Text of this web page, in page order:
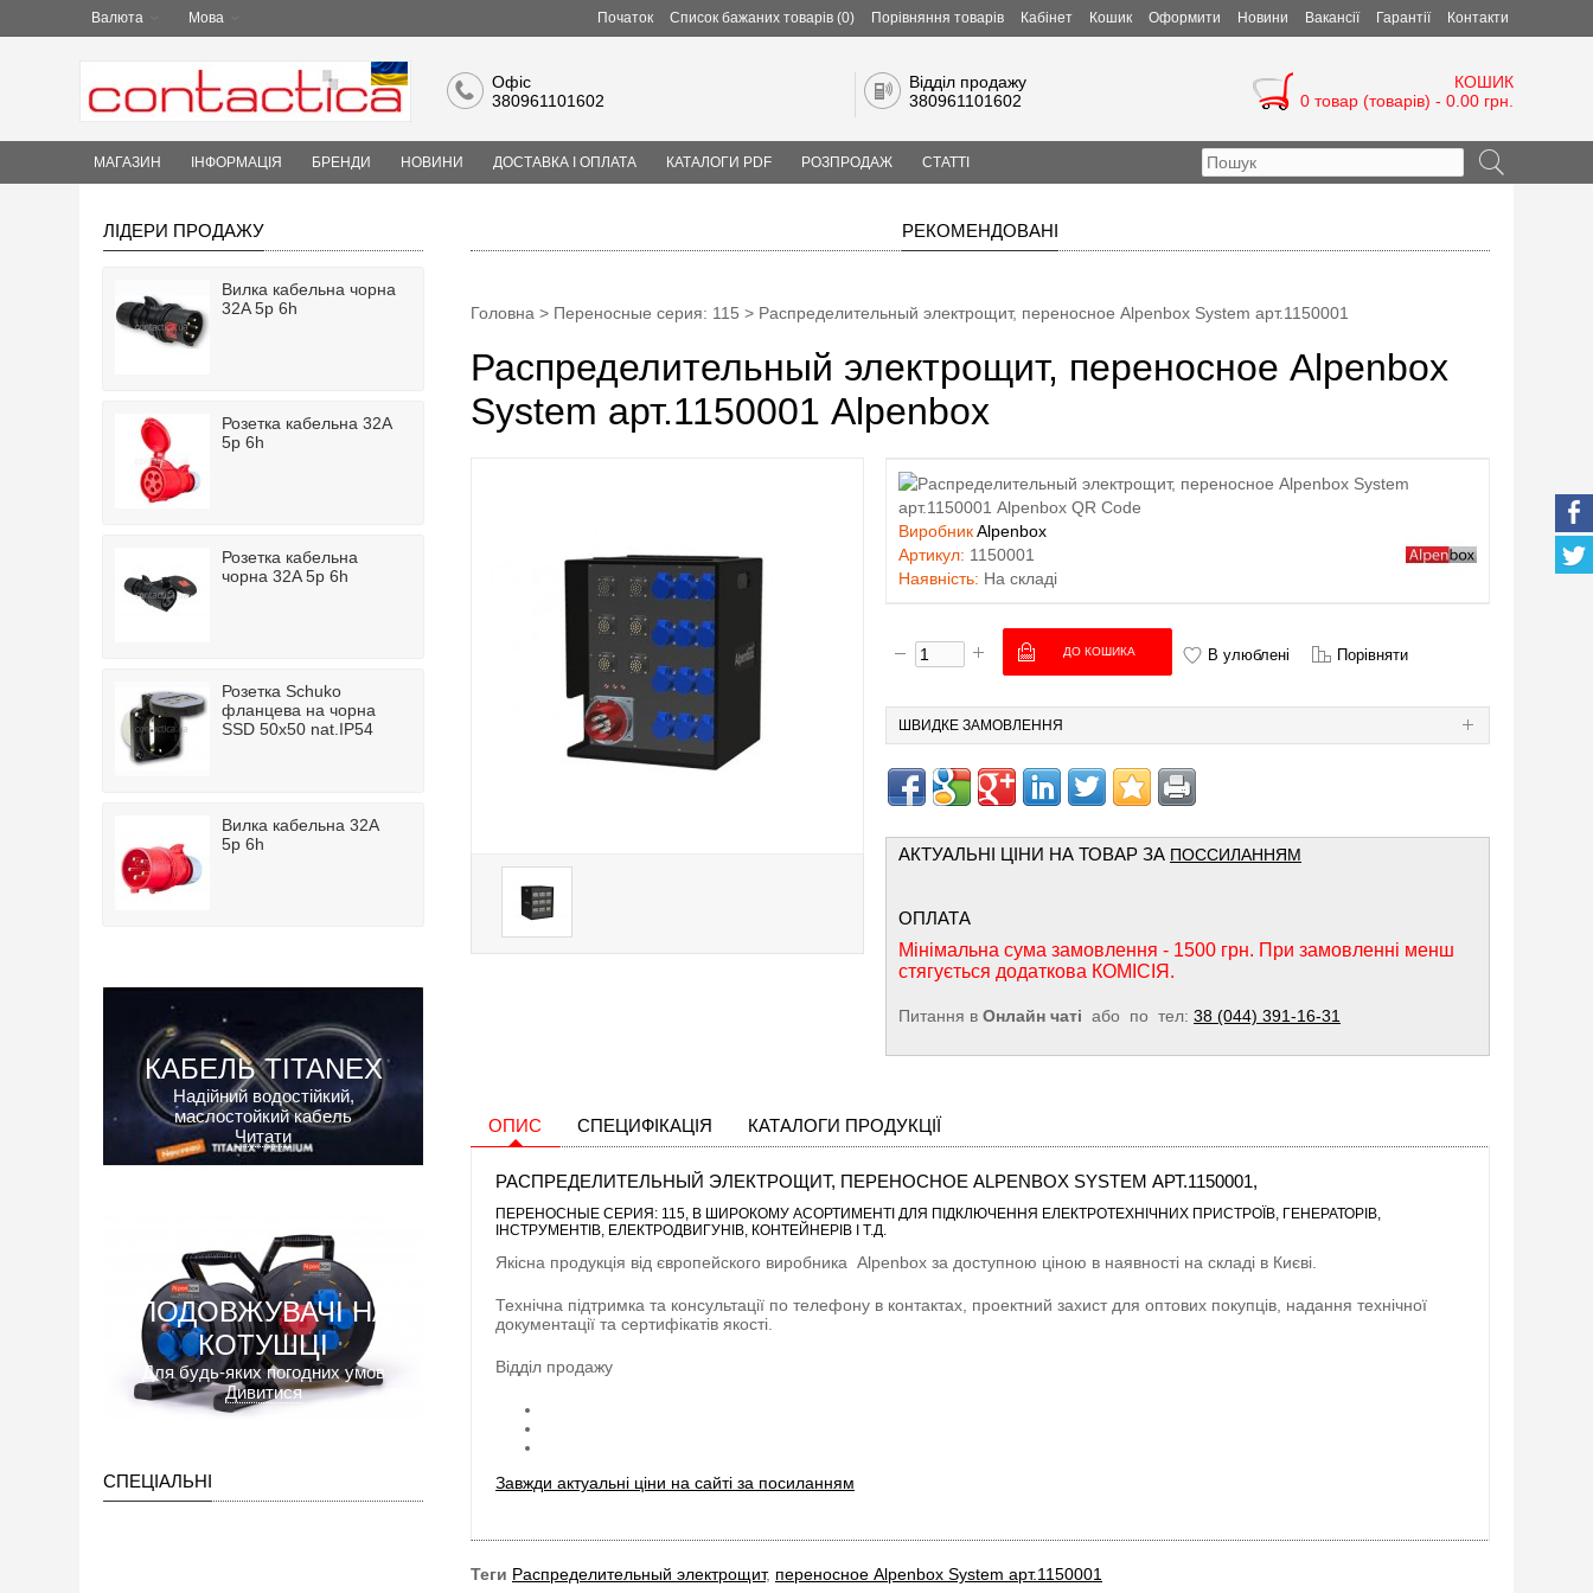
Валюта Мова Початок Список бажаних товарів (0) Порівняння товарів Кабінет Кошик Оформити Новини Вакансії Гарантії Контакти
КОШИК
0 товар (товарів) - 0.00 грн.
Офіс
380961101602
Відділ продажу
380961101602
МАГАЗИН ІНФОРМАЦІЯ БРЕНДИ НОВИНИ ДОСТАВКА І ОПЛАТА КАТАЛОГИ PDF РОЗПРОДАЖ СТАТТІ
ЛІДЕРИ ПРОДАЖУ
Вилка кабельна чорна
32A 5p 6h
Розетка кабельна 32A
5p 6h
Розетка кабельна
чорна 32A 5p 6h
Розетка Schuko
фланцева на чорна
SSD 50x50 nat.IP54
Вилка кабельна 32A
5p 6h
КАБЕЛЬ TITANEX
Надійний водостійкий,
маслостойкий кабель
Читати
ПОДОВЖУВАЧІ НА
КОТУШЦІ
Для будь-яких погодних умов
Дивитися
СПЕЦІАЛЬНІ
РЕКОМЕНДОВАНІ
Головна > Переносные cерия: 115 > Распределительный электрощит, переносное Alpenbox System арт.1150001
Распределительный электрощит, переносное Alpenbox
System арт.1150001 Alpenbox
ВиробникAlpenbox
Артикул: 1150001
Наявність: На складі
В улюблені Порівняти
ШВИДКЕ ЗАМОВЛЕННЯ
АКТУАЛЬНІ ЦІНИ НА ТОВАР ЗА ПОССИЛАННЯМ
ОПЛАТА
Мінімальна сума замовлення - 1500 грн. При замовленні менш
стягується додаткова КОМІСІЯ.
Питання в Онлайн чаті або по тел: 38 (044) 391-16-31
ОПИС СПЕЦИФІКАЦІЯ КАТАЛОГИ ПРОДУКЦІЇ
РАСПРЕДЕЛИТЕЛЬНЫЙ ЭЛЕКТРОЩИТ, ПЕРЕНОСНОЕ ALPENBOX SYSTEM АРТ.1150001,
ПЕРЕНОСНЫЕ CЕРИЯ: 115, В ШИРОКОМУ АСОРТИМЕНТІ ДЛЯ ПІДКЛЮЧЕННЯ ЕЛЕКТРОТЕХНІЧНИХ ПРИСТРОЇВ, ГЕНЕРАТОРІВ,
ІНСТРУМЕНТІВ, ЕЛЕКТРОДВИГУНІВ, КОНТЕЙНЕРІВ І Т.Д.
Якісна продукція від європейского виробника Alpenbox за доступною ціною в наявності на складі в Києві.
Технічна підтримка та консультації по телефону в контактах, проектний захист для оптових покупців, надання технічної
документації та сертифікатів якості.
Відділ продажу
Завжди актуальні ціни на сайті за посиланням
Теги Распределительный электрощит, переносное Alpenbox System арт.1150001